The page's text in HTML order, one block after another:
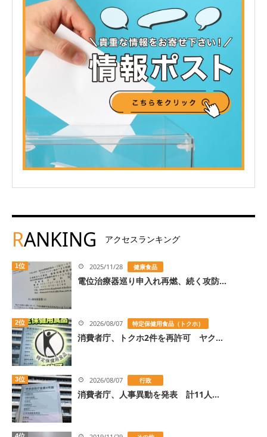
RANKING アクセスランキング
1位 2025/11/28 健康食品
電位治療器巡り申入れ再燃、続く攻防...
2位 2026/08/07 特定保健用食品（トクホ）
消費者庁、トクホ2件を再許可 ヤク...
3位 2026/08/07 行政
消費者庁、人事異動を発表 計11人...
4位